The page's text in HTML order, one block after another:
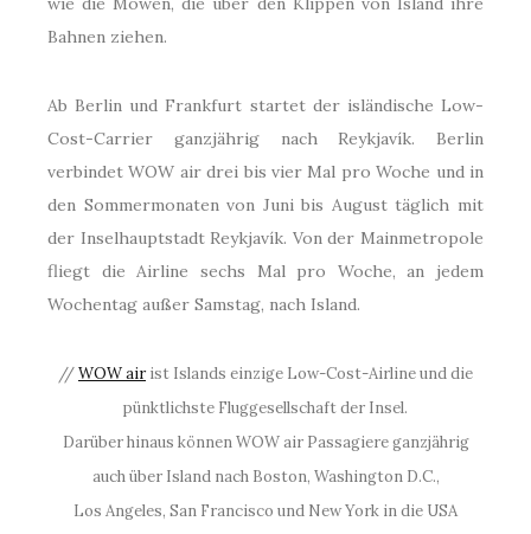
Bahnen ziehen.
Ab Berlin und Frankfurt startet der isländische Low-
Cost-Carrier ganzjährig nach Reykjavík. Berlin
verbindet WOW air drei bis vier Mal pro Woche und in
den Sommermonaten von Juni bis August täglich mit
der Inselhauptstadt Reykjavík. Von der Mainmetropole
fliegt die Airline sechs Mal pro Woche, an jedem
Wochentag außer Samstag, nach Island.
//WOW airist Islands einzige Low-Cost-Airline und die
pünktlichste Fluggesellschaft der Insel.
Darüber hinaus können WOW air Passagiere ganzjährig
auch über Island nach Boston, Washington D.C.,
Los Angeles, San Francisco und New York in die USA